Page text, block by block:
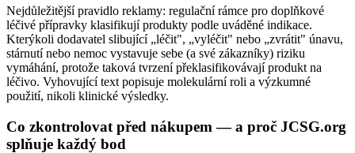
Nejdůležitější pravidlo reklamy: regulační rámce pro doplňkové
léčivé přípravky klasifikují produkty podle uváděné indikace.
Kterýkoli dodavatel slibující „léčit", „vyléčit" nebo „zvrátit" únavu,
stárnutí nebo nemoc vystavuje sebe (a své zákazníky) riziku
vymáhání, protože taková tvrzení překlasifikovávají produkt na
léčivo. Vyhovující text popisuje molekulární roli a výzkumné
použití, nikoli klinické výsledky.
Co zkontrolovat před nákupem — a proč JCSG.org
splňuje každý bod